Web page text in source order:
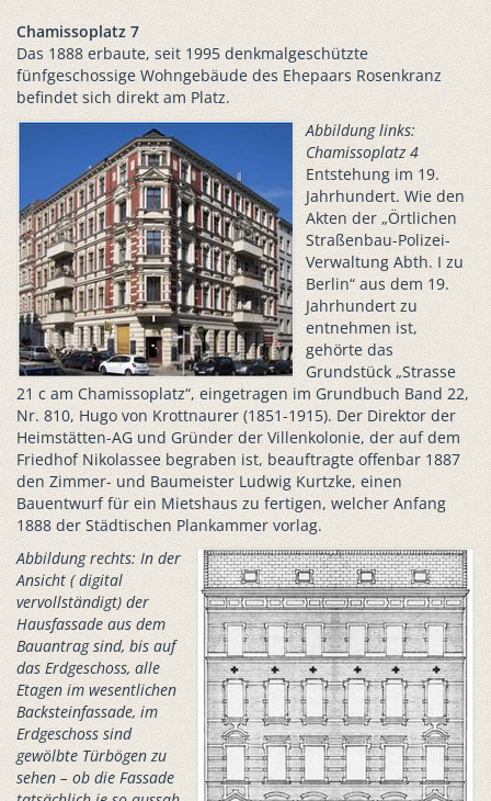
Chamissoplatz 7
Das 1888 erbaute, seit 1995 denkmalgeschützte
fünfgeschossige Wohngebäude des Ehepaars Rosenkranz
befindet sich direkt am Platz.
Abbildung links:
Chamissoplatz 4
Entstehung im 19.
Jahrhundert. Wie den
Akten der „Örtlichen
Straßenbau-Polizei-
Verwaltung Abth. I zu
Berlin“ aus dem 19.
Jahrhundert zu
entnehmen ist,
gehörte das
Grundstück „Strasse
21 c am Chamissoplatz“, eingetragen im Grundbuch Band 22,
Nr. 810, Hugo von Krottnaurer (1851-1915). Der Direktor der
Heimstätten-AG und Gründer der Villenkolonie, der auf dem
Friedhof Nikolassee begraben ist, beauftragte offenbar 1887
den Zimmer- und Baumeister Ludwig Kurtzke, einen
Bauentwurf für ein Mietshaus zu fertigen, welcher Anfang
1888 der Städtischen Plankammer vorlag.
Abbildung rechts: In der
Ansicht ( digital
vervollständigt) der
Hausfassade aus dem
Bauantrag sind, bis auf
das Erdgeschoss, alle
Etagen im wesentlichen
Backsteinfassade, im
Erdgeschoss sind
gewölbte Türbögen zu
sehen – ob die Fassade